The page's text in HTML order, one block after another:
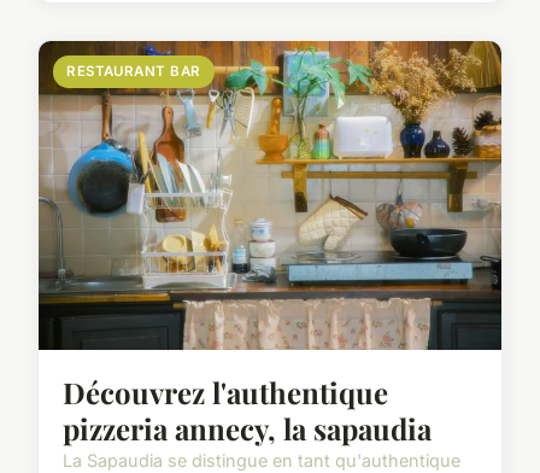
RESTAURANT BAR
Découvrez l'authentique
pizzeria annecy, la sapaudia
La Sapaudia se distingue en tant qu'authentique